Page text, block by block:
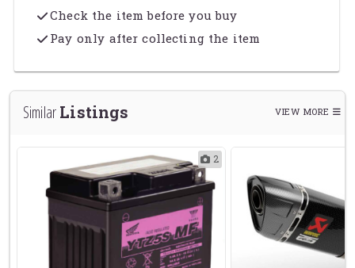
Check the item before you buy
Pay only after collecting the item
SimilarListings VIEW MORE
2